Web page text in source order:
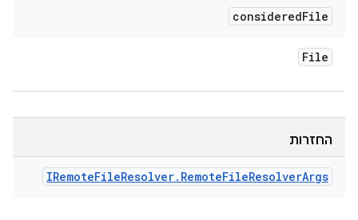
consideredFile
File
החזרות
IRemoteFileResolver. RemoteFileResolverArgs